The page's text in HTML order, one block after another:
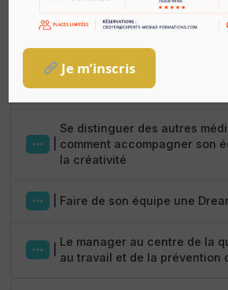
| Evaluer l’état de santé de
Optimiser le fonctionnement
rédactions en mode multicanal
Se distinguer des autres
comment accompagner son
la créativité
Faire de son équipe une
Le manager au centre de la
au travail et de la prévention
Je m’inscris